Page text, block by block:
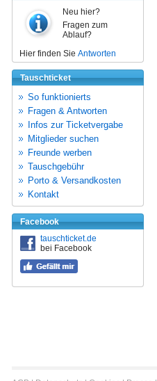
Neu hier?
Fragen zum
Ablauf?
Hier finden Sie Antworten
Tauschticket
So funktionierts
Fragen & Antworten
Infos zur Ticketvergabe
Mitglieder suchen
Freunde werben
Tauschgebühr
Porto & Versandkosten
Kontakt
Facebook
tauschticket.de
bei Facebook